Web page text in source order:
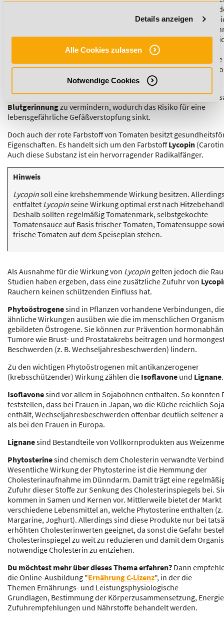
Details anzeigen
Alle Cookies zulassen
Notwendige Cookies
Herzinfarkt oder einem Schlaganfall geht meist eine
Verkalkung der Gefäße voraus, bedingt durch Cholesterin, das
den Blutgefäßwänden ablagert. Die Ablagerung erfolgt erst,
erwähnten freien Radikale zuvor die Gefäßwände verändert
haben. Flavonoide unterbrechen diesen Vorgang, indem sie als
„Radikalfänger“ oder sogenannte Antioxidantien fungieren.
enthält auch roter Traubensaft herz- und gefäßschützende
Sie stammen vor allem aus den roten Schalen der Trauben.
Außerdem scheinen die sekundären Pflanzenstoffe im
Blutgerinnungzu vermindern, wodurch das Risiko für eine
lebensgefährliche Gefäßverstopfung sinkt.
Doch auch der rote Farbstoff von Tomaten besitzt
Eigenschaften. Es handelt sich um den FarbstoffLycopin
Auch diese Substanz ist ein hervorragender Radikalfänger.
Hinweis
Lycopinsoll eine krebshemmende Wirkung besitzen.
entfaltet Lycopinseine Wirkung optimal erst nach
Deshalb sollten regelmäßig Tomatenmark, selbstgekochte
Tomatensauce auf Basis frischer Tomaten, Tomatensuppe
frische Tomaten auf dem Speiseplan stehen.
Als Ausnahme für die Wirkung von Lycopin gelten jedoch die
Studien haben ergeben, dass eine zusätzliche Zufuhr von
Rauchern keinen schützenden Einfluss hat.
Phytoöstrogenesind in Pflanzen vorhandene Verbindungen,
ähnliche Wirkungen ausüben wie die im menschlichen
gebildeten Östrogene. Sie können zur Prävention
Tumore wie Brust- und Prostatakrebs beitragen und
Beschwerden (z. B. Wechseljahresbeschwerden) lindern.
Zu den wichtigen Phytoöstrogenen mit antikanzerogener
(krebsschützender) Wirkung zählen die Isoflavone und Lignane.
Isoflavonesind vor allem in Sojabohnen enthalten. So konnten
feststellen, dass bei Frauen in Japan, wo die Küche reichlich
enthält, Wechseljahresbeschwerden offenbar deutlich seltener
als bei den Frauen in Europa.
Lignanesind Bestandteile von Vollkornprodukten aus
Phytosterinesind chemisch dem Cholesterin verwandte
Wesentliche Wirkung der Phytosterine ist die Hemmung der
Cholesterinaufnahme im Dünndarm. Damit trägt eine
Zufuhr dieser Stoffe zur Senkung des Cholesterinspiegels bei.
kommen in Samen und Kernen vor. Mittlerweile bietet der Markt
verschiedene Lebensmittel an, welche Phytosterine enthalten (z.
Margarine, Joghurt). Allerdings sind diese Produkte nur bei
erhöhten Cholesterinwerten geeignet, da sonst die Gefahr
Cholesterinspiegel zu weit zu reduzieren und damit dem
notwendige Cholesterin zu entziehen.
Du möchtest mehr über dieses Thema erfahren? Dann
die Online-Ausbildung "Ernährung C-Lizenz", in der die
Themen Ernährungs- und Leistungsphysiologische
Grundlagen, Bestimmung der Körperzusammensetzung,
Zufuhrempfehlungen und Nährstoffe behandelt werden.